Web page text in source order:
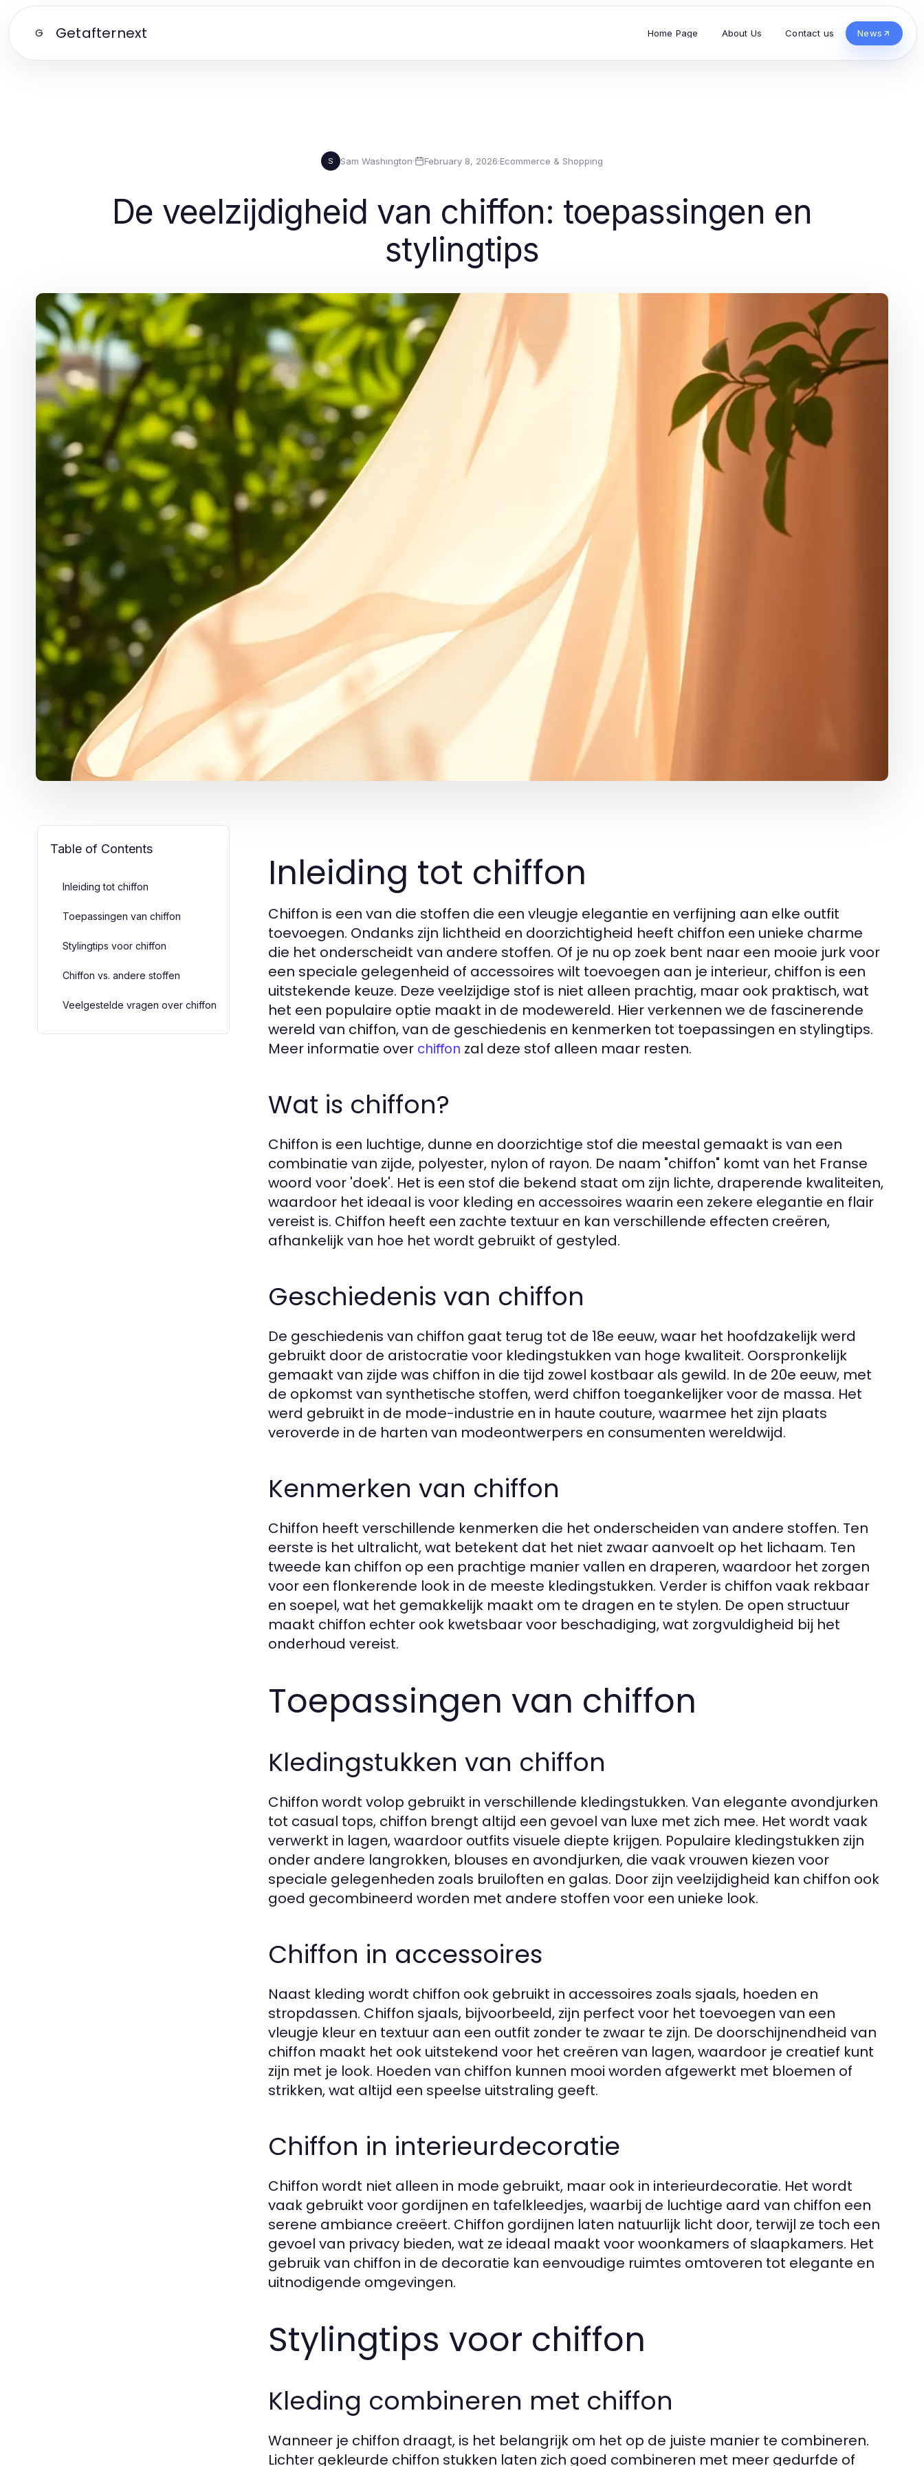
G Getafternext Home Page About Us Contact us News
S Sam Washington· February 8, 2026·Ecommerce & Shopping
De veelzijdigheid van chiffon: toepassingen en
stylingtips
Table of Contents
Inleiding tot chiffon
Toepassingen van chiffon
Stylingtips voor chiffon
Chiffon vs. andere stoffen
Veelgestelde vragen over chiffon
Inleiding tot chiffon
Chiffon is een van die stoffen die een vleugje elegantie en verfijning aan elke outfit
toevoegen. Ondanks zijn lichtheid en doorzichtigheid heeft chiffon een unieke charme
die het onderscheidt van andere stoffen. Of je nu op zoek bent naar een mooie jurk voor
een speciale gelegenheid of accessoires wilt toevoegen aan je interieur, chiffon is een
uitstekende keuze. Deze veelzijdige stof is niet alleen prachtig, maar ook praktisch, wat
het een populaire optie maakt in de modewereld. Hier verkennen we de fascinerende
wereld van chiffon, van de geschiedenis en kenmerken tot toepassingen en stylingtips.
Meer informatie over chiffon zal deze stof alleen maar resten.
Wat is chiffon?
Chiffon is een luchtige, dunne en doorzichtige stof die meestal gemaakt is van een
combinatie van zijde, polyester, nylon of rayon. De naam "chiffon" komt van het Franse
woord voor 'doek'. Het is een stof die bekend staat om zijn lichte, draperende kwaliteiten,
waardoor het ideaal is voor kleding en accessoires waarin een zekere elegantie en flair
vereist is. Chiffon heeft een zachte textuur en kan verschillende effecten creëren,
afhankelijk van hoe het wordt gebruikt of gestyled.
Geschiedenis van chiffon
De geschiedenis van chiffon gaat terug tot de 18e eeuw, waar het hoofdzakelijk werd
gebruikt door de aristocratie voor kledingstukken van hoge kwaliteit. Oorspronkelijk
gemaakt van zijde was chiffon in die tijd zowel kostbaar als gewild. In de 20e eeuw, met
de opkomst van synthetische stoffen, werd chiffon toegankelijker voor de massa. Het
werd gebruikt in de mode-industrie en in haute couture, waarmee het zijn plaats
veroverde in de harten van modeontwerpers en consumenten wereldwijd.
Kenmerken van chiffon
Chiffon heeft verschillende kenmerken die het onderscheiden van andere stoffen. Ten
eerste is het ultralicht, wat betekent dat het niet zwaar aanvoelt op het lichaam. Ten
tweede kan chiffon op een prachtige manier vallen en draperen, waardoor het zorgen
voor een flonkerende look in de meeste kledingstukken. Verder is chiffon vaak rekbaar
en soepel, wat het gemakkelijk maakt om te dragen en te stylen. De open structuur
maakt chiffon echter ook kwetsbaar voor beschadiging, wat zorgvuldigheid bij het
onderhoud vereist.
Toepassingen van chiffon
Kledingstukken van chiffon
Chiffon wordt volop gebruikt in verschillende kledingstukken. Van elegante avondjurken
tot casual tops, chiffon brengt altijd een gevoel van luxe met zich mee. Het wordt vaak
verwerkt in lagen, waardoor outfits visuele diepte krijgen. Populaire kledingstukken zijn
onder andere langrokken, blouses en avondjurken, die vaak vrouwen kiezen voor
speciale gelegenheden zoals bruiloften en galas. Door zijn veelzijdigheid kan chiffon ook
goed gecombineerd worden met andere stoffen voor een unieke look.
Chiffon in accessoires
Naast kleding wordt chiffon ook gebruikt in accessoires zoals sjaals, hoeden en
stropdassen. Chiffon sjaals, bijvoorbeeld, zijn perfect voor het toevoegen van een
vleugje kleur en textuur aan een outfit zonder te zwaar te zijn. De doorschijnendheid van
chiffon maakt het ook uitstekend voor het creëren van lagen, waardoor je creatief kunt
zijn met je look. Hoeden van chiffon kunnen mooi worden afgewerkt met bloemen of
strikken, wat altijd een speelse uitstraling geeft.
Chiffon in interieurdecoratie
Chiffon wordt niet alleen in mode gebruikt, maar ook in interieurdecoratie. Het wordt
vaak gebruikt voor gordijnen en tafelkleedjes, waarbij de luchtige aard van chiffon een
serene ambiance creëert. Chiffon gordijnen laten natuurlijk licht door, terwijl ze toch een
gevoel van privacy bieden, wat ze ideaal maakt voor woonkamers of slaapkamers. Het
gebruik van chiffon in de decoratie kan eenvoudige ruimtes omtoveren tot elegante en
uitnodigende omgevingen.
Stylingtips voor chiffon
Kleding combineren met chiffon
Wanneer je chiffon draagt, is het belangrijk om het op de juiste manier te combineren.
Lichter gekleurde chiffon stukken laten zich goed combineren met meer gedurfde of